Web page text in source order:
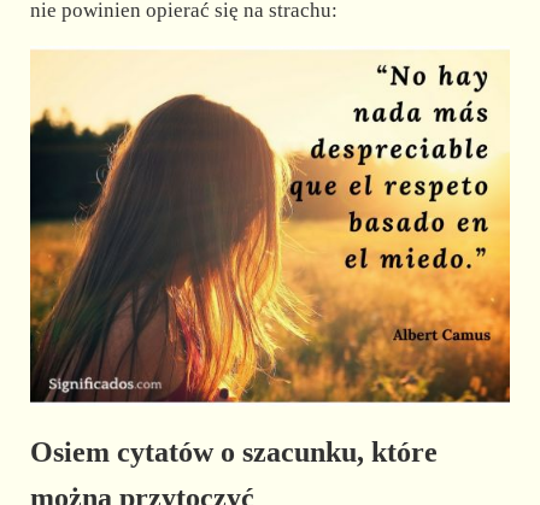
nie powinien opierać się na strachu:
Osiem cytatów o szacunku, które
można przytoczyć